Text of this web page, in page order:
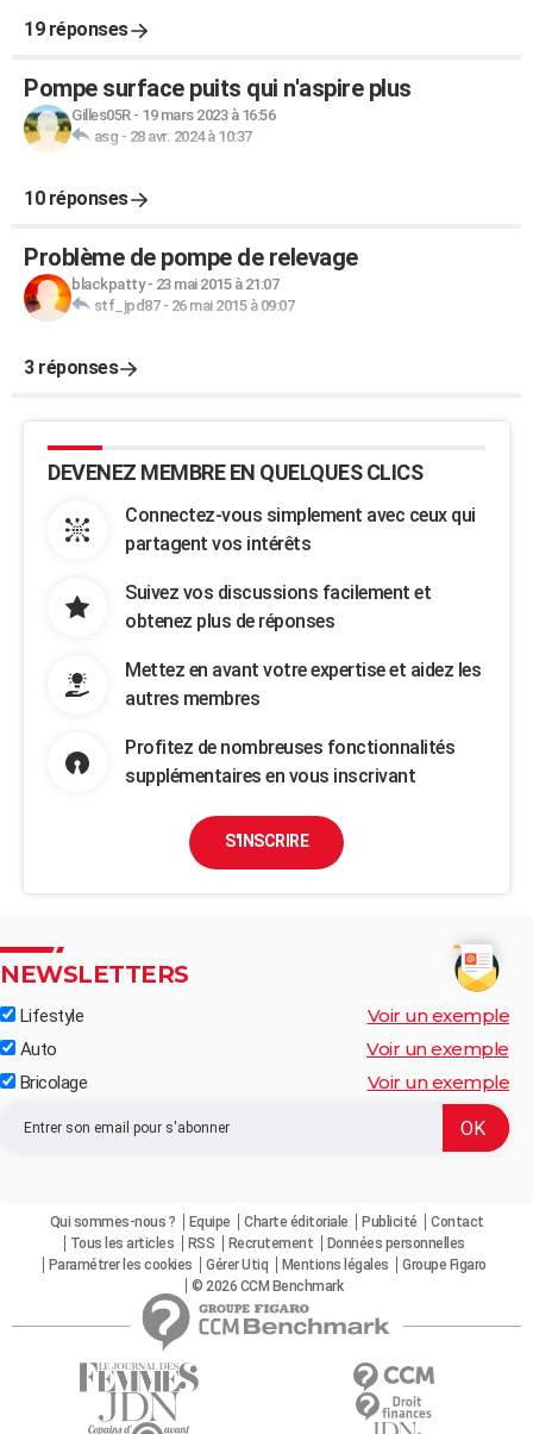
19 réponses
Pompe surface puits qui n'aspire plus
Gilles05R- 19 mars 2023 à 16:56
asg - 28 avr. 2024 à 10:37
10 réponses
Problème de pompe de relevage
blackpatty- 23 mai 2015 à 21:07
stf_jpd87- 26 mai 2015 à 09:07
3 réponses
DEVENEZ MEMBRE EN QUELQUES CLICS
Connectez-vous simplement avec ceux qui
partagent vos intérêts
Suivez vos discussions facilement et
obtenez plus de réponses
Mettez en avant votre expertise et aidez les
autres membres
Profitez de nombreuses fonctionnalités
supplémentaires en vous inscrivant
S'INSCRIRE
NEWSLETTERS
Lifestyle Voir un exemple
Auto Voir un exemple
Bricolage Voir un exemple
Qui sommes-nous ? Equipe Charte éditoriale Publicité
Contact
Tous les articles
RSS Recrutement
Données personnelles
Paramétrer les cookies
Gérer Utiq Mentions légales
Groupe Figaro
© 2026 CCM Benchmark